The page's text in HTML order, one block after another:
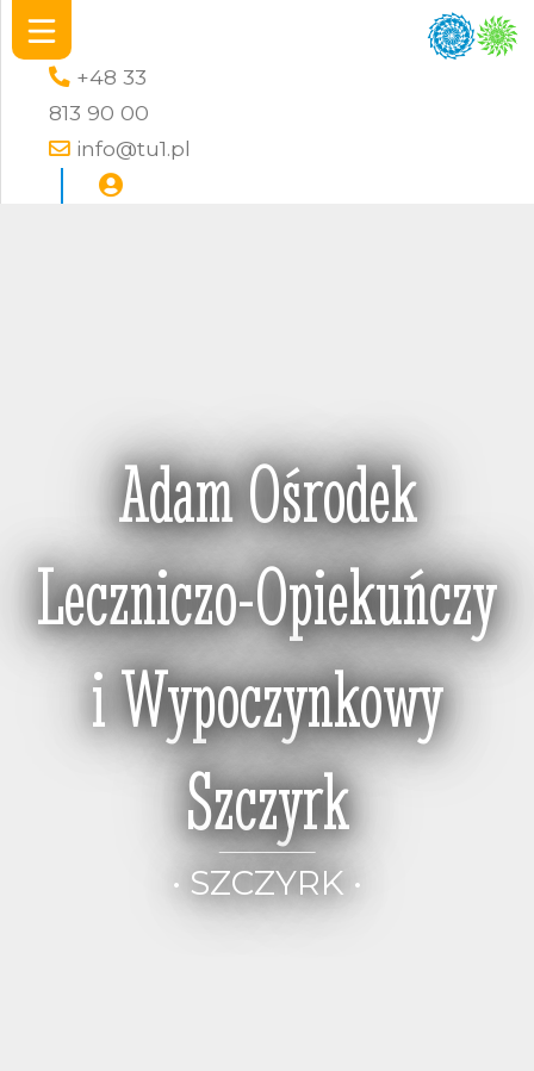
+48 33
813 90 00
info@tu1.pl
Adam Ośrodek
Leczniczo-Opiekuńczy
i Wypoczynkowy
Szczyrk
• SZCZYRK •